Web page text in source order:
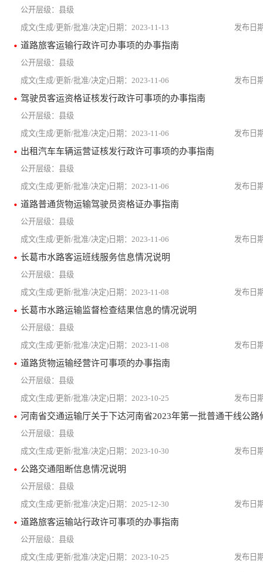
县级
2023-11-13
道路旅客运输行政许可办事项的办事指南
县级
2023-11-06
驾驶员客运资格证核发行政许可事项的办事指南
县级
2023-11-06
出租汽车车辆运营证核发行政许可事项的办事指南
县级
2023-11-06
道路普通货物运输驾驶员资格证办事指南
县级
2023-11-06
长葛市水路客运班线服务信息情况说明
县级
2023-11-08
长葛市水路运输监督检查结果信息的情况说明
县级
2023-11-08
道路货物运输经营许可事项的办事指南
县级
2023-10-25
县级
2023-10-30
公路交通阻断信息情况说明
县级
2025-12-30
道路旅客运输站行政许可事项的办事指南
县级
2023-10-25